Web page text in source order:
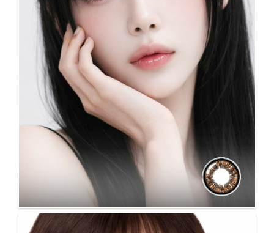
NO.16 蘋果派 棕 #人氣